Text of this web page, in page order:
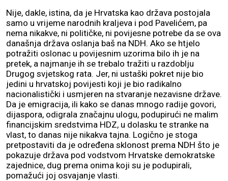
Nije, dakle, istina, da je Hrvatska kao država postojala
samo u vrijeme narodnih kraljeva i pod Pavelićem, pa
nema nikakve, ni političke, ni povijesne potrebe da se ova
današnja država oslanja baš na NDH. Ako se htjelo
potražiti oslonac u povijesnim uzorima bilo ih je na
pretek, a najmanje ih se trebalo tražiti u razdoblju
Drugog svjetskog rata. Jer, ni ustaški pokret nije bio
jedini u hrvatskoj povijesti koji je bio radikalno
nacionalistički i usmjeren na stvaranje nezavisne države.
Da je emigracija, ili kako se danas mnogo radije govori,
dijaspora, odigrala značajnu ulogu, podupirući ne malim
financijskim sredstvima HDZ, u dolasku te stranke na
vlast, to danas nije nikakva tajna. Logično je stoga
pretpostaviti da je određena sklonost prema NDH što je
pokazuje država pod vodstvom Hrvatske demokratske
zajednice, dug prema onima koji su je podupirali,
pomažući joj osvajanje vlasti.